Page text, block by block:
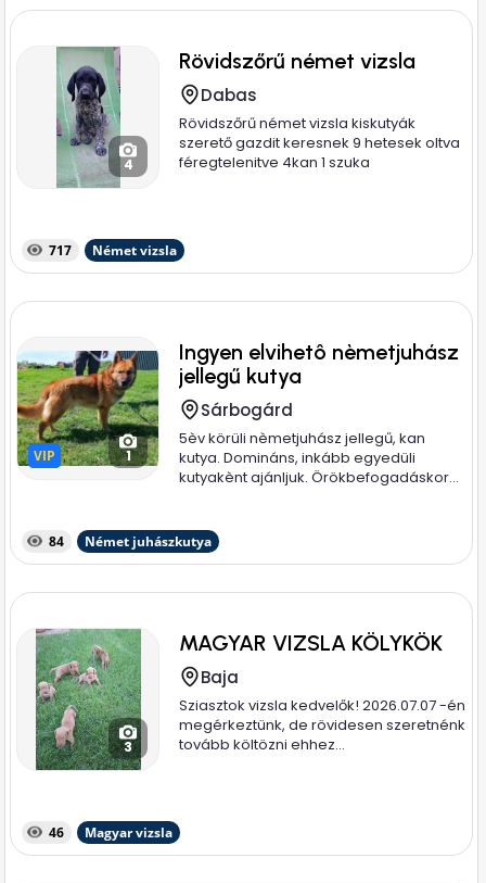
4
Rövidszőrű német vizsla
Dabas
Rövidszőrű német vizsla kiskutyák
szerető gazdit keresnek 9 hetesek oltva
féregtelenitve 4kan 1 szuka
717 Német vizsla
VIP
VIP 1
Ingyen elvihetô nèmetjuhász
jellegű kutya
Sárbogárd
5èv körüli nèmetjuhász jellegű, kan
kutya. Domináns, inkább egyedüli
kutyakènt ajánljuk. Örökbefogadáskor...
84 Német juhászkutya
3
MAGYAR VIZSLA KÖLYKÖK
Baja
Sziasztok vizsla kedvelők! 2026.07.07 -én
megérkeztünk, de rövidesen szeretnénk
tovább költözni ehhez...
46 Magyar vizsla